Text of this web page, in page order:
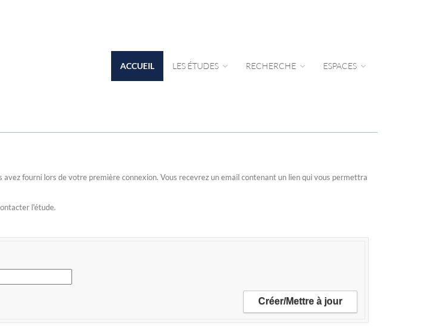
ACCUEIL LES ÉTUDES RECHERCHE ESPACES
fourni lors de votre première connexion. Vous recevrez un email contenant un lien qui vous permettra
l'étude.